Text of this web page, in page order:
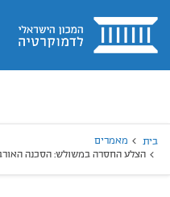
בית
בית
מאמרים
הצלע החסרה במשולש: הסכנה